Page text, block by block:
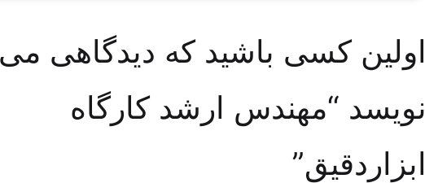
اولین کسی باشید که دیدگاهی می
نویسد “مهندس ارشد کارگاه
ابزاردقیق”